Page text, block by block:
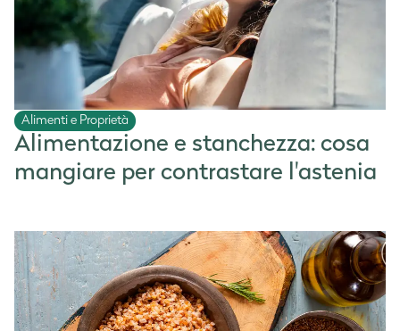
Alimenti e Proprietà
Alimentazione e stanchezza: cosa
mangiare per contrastare l'astenia